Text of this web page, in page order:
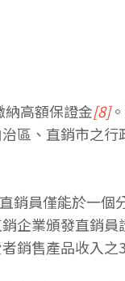
高額保證金[8]
區、直銷市之
銷員僅能於一個
企業頒發直銷員
銷售產品收入之